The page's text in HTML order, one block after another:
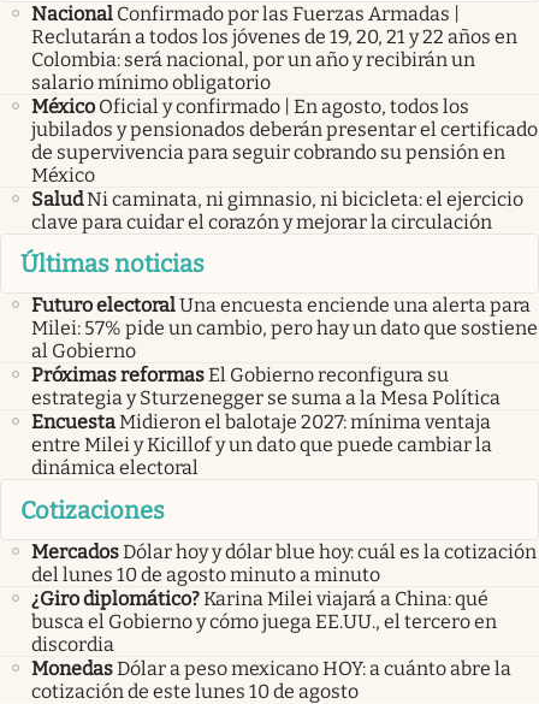
Nacional Confirmado por las Fuerzas Armadas |
Reclutarán a todos los jóvenes de 19, 20, 21 y 22 años en
Colombia: será nacional, por un año y recibirán un
salario mínimo obligatorio
México Oficial y confirmado | En agosto, todos los
jubilados y pensionados deberán presentar el certificado
de supervivencia para seguir cobrando su pensión en
México
SaludNi caminata, ni gimnasio, ni bicicleta: el ejercicio
clave para cuidar el corazón y mejorar la circulación
Últimas noticias
Futuro electoralUna encuesta enciende una alerta para
Milei: 57% pide un cambio, pero hay un dato que sostiene
al Gobierno
Próximas reformasEl Gobierno reconfigura su
estrategia y Sturzenegger se suma a la Mesa Política
EncuestaMidieron el balotaje 2027: mínima ventaja
entre Milei y Kicillof y un dato que puede cambiar la
dinámica electoral
Cotizaciones
MercadosDólar hoy y dólar blue hoy: cuál es la cotización
del lunes 10 de agosto minuto a minuto
¿Giro diplomático?Karina Milei viajará a China: qué
busca el Gobierno y cómo juega EE.UU., el tercero en
discordia
MonedasDólar a peso mexicano HOY: a cuánto abre la
cotización de este lunes 10 de agosto